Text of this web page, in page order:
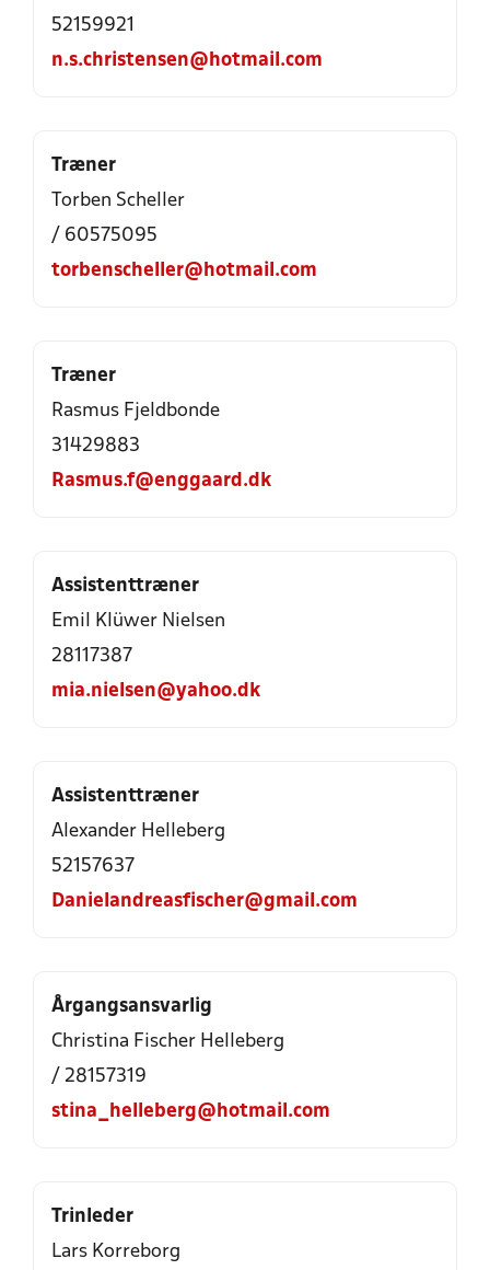
52159921
n.s.christensen@hotmail.com
Træner
Torben Scheller
/ 60575095
torbenscheller@hotmail.com
Træner
Rasmus Fjeldbonde
31429883
Rasmus.f@enggaard.dk
Assistenttræner
Emil Klüwer Nielsen
28117387
mia.nielsen@yahoo.dk
Assistenttræner
Alexander Helleberg
52157637
Danielandreasfischer@gmail.com
Årgangsansvarlig
Christina Fischer Helleberg
/ 28157319
stina_helleberg@hotmail.com
Trinleder
Lars Korreborg